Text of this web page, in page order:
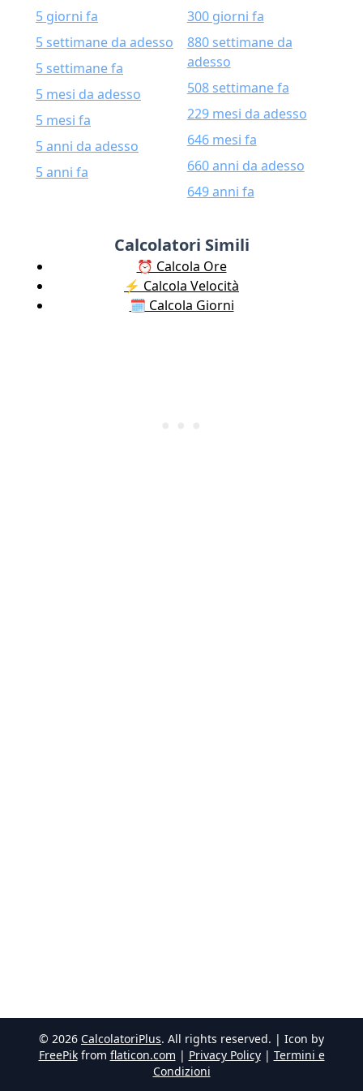
5 giorni fa
5 settimane da adesso
5 settimane fa
5 mesi da adesso
5 mesi fa
5 anni da adesso
5 anni fa
300 giorni fa
880 settimane da
adesso
508 settimane fa
229 mesi da adesso
646 mesi fa
660 anni da adesso
649 anni fa
Calcolatori Simili
⏰ Calcola Ore
⚡️ Calcola Velocità
🗓️ Calcola Giorni
© 2026 CalcolatoriPlus. All rights reserved. | Icon by
FreePik from flaticon.com | Privacy Policy| Termini e
Condizioni